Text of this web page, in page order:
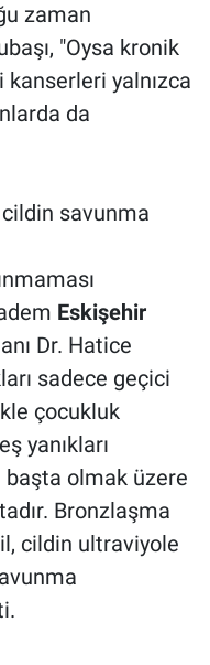
zaman
"Oysa kronik
kanserleri yalnızca
da
cildin savunma
Eskişehir
Dr. Hatice
sadece geçici
çocukluk
yanıkları
olmak üzere
Bronzlaşma
cildin ultraviyole